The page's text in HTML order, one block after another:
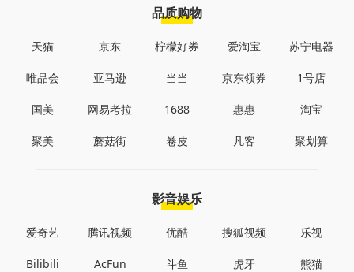
品质购物
天猫 京东 柠檬好券 爱淘宝 苏宁电器
唯品会 亚马逊 当当 京东领券 1号店
国美 网易考拉 1688 惠惠 淘宝
聚美 蘑菇街 卷皮 凡客 聚划算
影音娱乐
爱奇艺 腾讯视频 优酷 搜狐视频 乐视
Bilibili AcFun 斗鱼 虎牙 熊猫